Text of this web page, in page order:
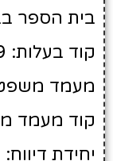
בית הספר
קוד בעלות: 2420479
מעמד
קוד מעמד
יחידת דיווח: